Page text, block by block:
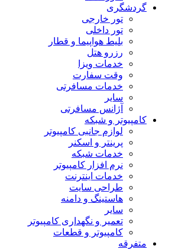
گردشگری
تور خارجی
تور داخلی
بلیط هواپیما و قطار
رزرو هتل
خدمات ویزا
وقت سفارت
خدمات مسافرتی
سایر
آژانس مسافرتی
کامپیوتر و شبکه
لوازم جانبی کامپیوتر
پرینتر و اسکنر
خدمات شبکه
نرم افزار کامپیوتر
خدمات اینترنت
طراحی سایت
هاستینگ و دامنه
سایر
تعمیر و نگهداری کامپیوتر
کامپیوتر و قطعات
متفرقه